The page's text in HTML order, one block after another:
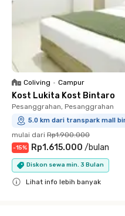
Coliving • Campur
Kost Lukita Kost Bintaro
Pesanggrahan, Pesanggrahan
5.0 km dari transpark mall
mulai dari Rp1.900.000
-15% Rp1.615.000 /bulan
Diskon sewa min. 3 Bulan
Lihat info lebih banyak